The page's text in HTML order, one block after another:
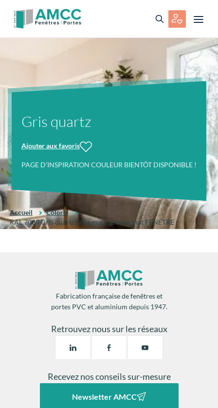
Gris quartz
Ajouter aux favoris
PAGE D’INSPIRATION COULEUR BIENTÔT DISPONIBLE !
Accueil
Coloris
RAL 7039 Gris quartz Lisse mat / granité mat FENETRE
Fabrication française de fenêtres et
portes PVC et aluminium depuis 1947.
Retrouvez nous sur les réseaux
Recevez nos conseils sur-mesure
Newsletter AMCC